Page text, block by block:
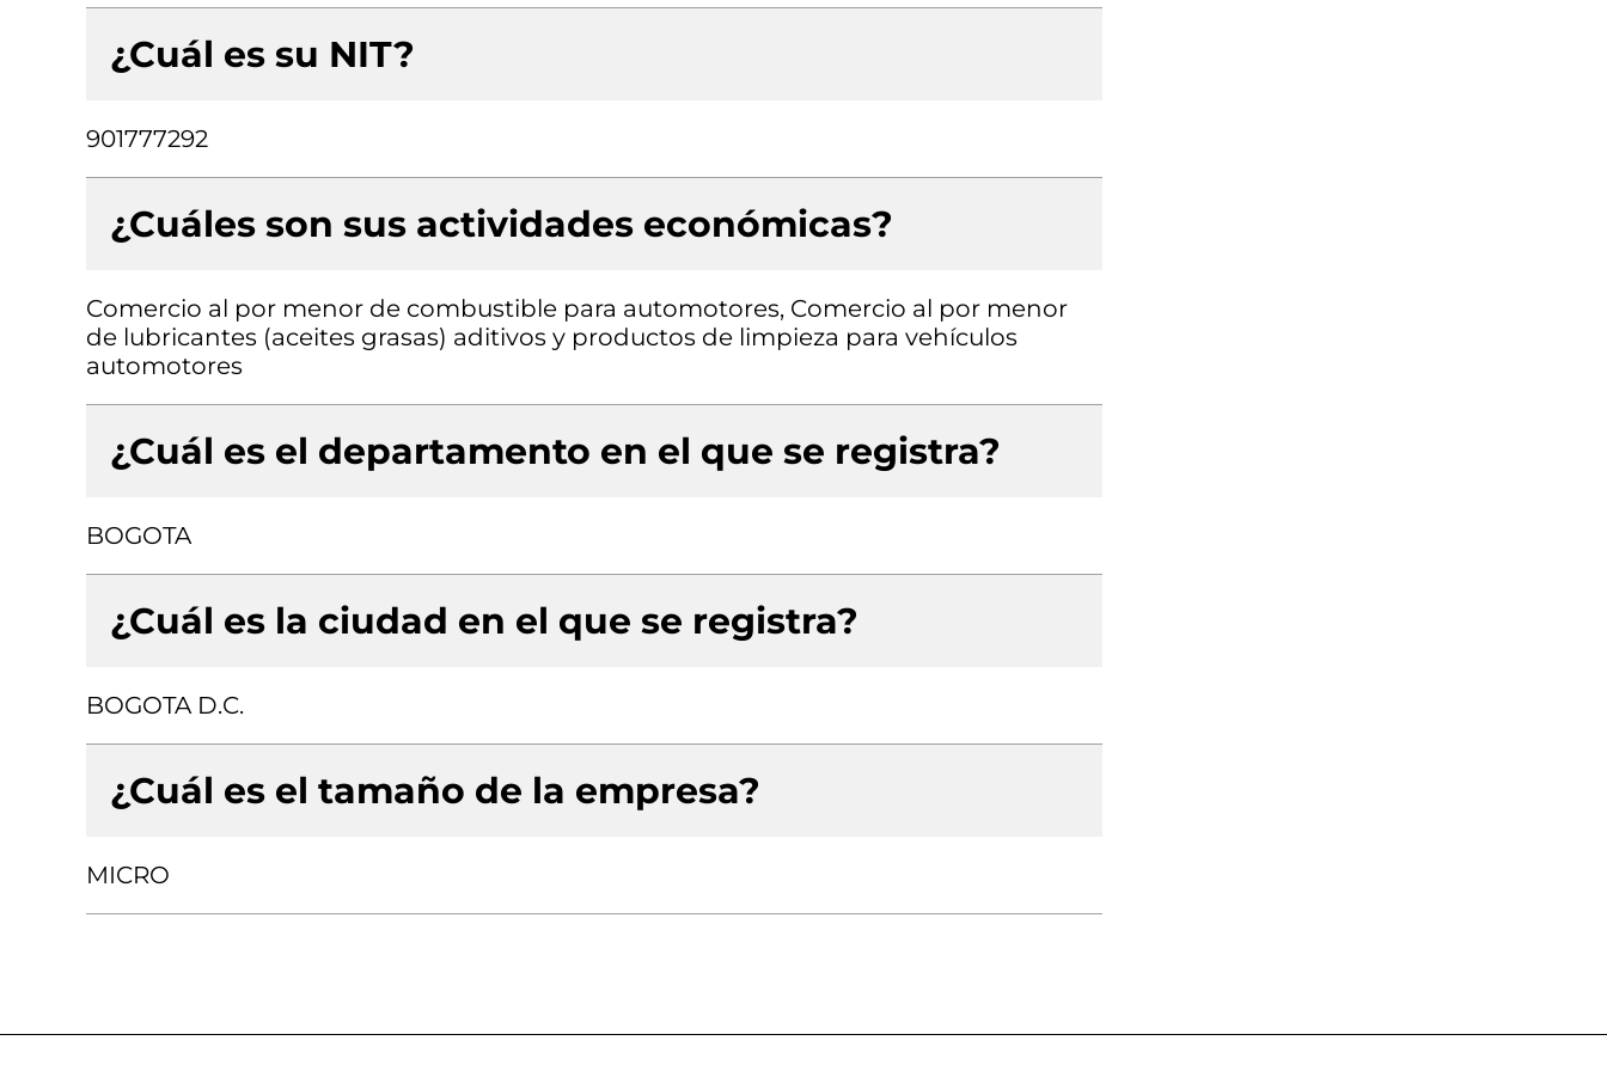
¿Cuál es su NIT?
901777292
¿Cuáles son sus actividades económicas?
Comercio al por menor de combustible para automotores, Comercio al por menor
de lubricantes (aceites grasas) aditivos y productos de limpieza para vehículos
automotores
¿Cuál es el departamento en el que se registra?
BOGOTA
¿Cuál es la ciudad en el que se registra?
BOGOTA D.C.
¿Cuál es el tamaño de la empresa?
MICRO